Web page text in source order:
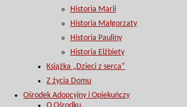
Historia Marii
Historia Małgorzaty
Historia Pauliny
Historia Elżbiety
Książka „Dzieci z serca”
Z życia Domu
Ośrodek Adopcyjny i Opiekuńczy